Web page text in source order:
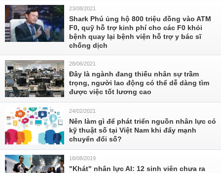
23/08/2021
Shark Phú ủng hộ 800 triệu đồng vào ATM
F0, quỹ hỗ trợ kinh phí cho các F0 khỏi
bệnh quay lại bệnh viện hỗ trợ y bác sĩ
chống dịch
28/06/2021
Đây là ngành đang thiếu nhân sự trầm
trọng, người lao động có thể dễ dàng tìm
được việc tốt lương cao
24/02/2021
Nên làm gì để phát triển nguồn nhân lực có
kỹ thuật số tại Việt Nam khi đẩy mạnh
chuyển đổi số?
18/08/2019
"Khát" nhân lực AI: 12 sinh viên chưa ra